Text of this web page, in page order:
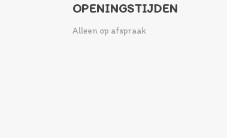
OPENINGSTIJDEN
Alleen op afspraak